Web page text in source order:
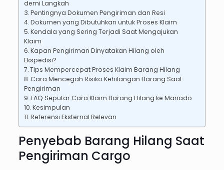
demi Langkah
Pentingnya Dokumen Pengiriman dan Resi
Dokumen yang Dibutuhkan untuk Proses Klaim
Kendala yang Sering Terjadi Saat Mengajukan
Klaim
Kapan Pengiriman Dinyatakan Hilang oleh
Ekspedisi?
Tips Mempercepat Proses Klaim Barang Hilang
Cara Mencegah Risiko Kehilangan Barang Saat
Pengiriman
FAQ Seputar Cara Klaim Barang Hilang ke Manado
Kesimpulan
Referensi Eksternal Relevan
Penyebab Barang Hilang Saat
Pengiriman Cargo